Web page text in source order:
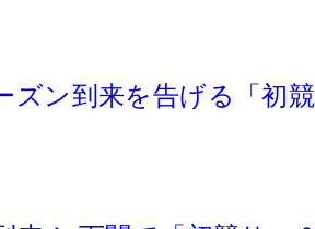
ズン到来を告げる「初